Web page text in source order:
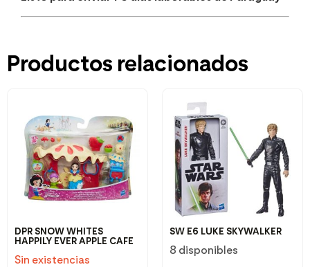
Productos relacionados
DPR SNOW WHITES
HAPPILY EVER APPLE CAFE
Sin existencias
SW E6 LUKE SKYWALKER
8 disponibles